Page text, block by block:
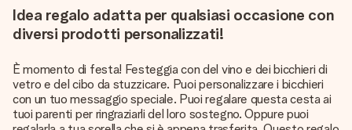
Idea regalo adatta per qualsiasi occasione con
diversi prodotti personalizzati!
È momento di festa! Festeggia con del vino e dei bicchieri di
vetro e del cibo da stuzzicare. Puoi personalizzare i bicchieri
con un tuo messaggio speciale. Puoi regalare questa cesta ai
tuoi parenti per ringraziarli del loro sostegno. Oppure puoi